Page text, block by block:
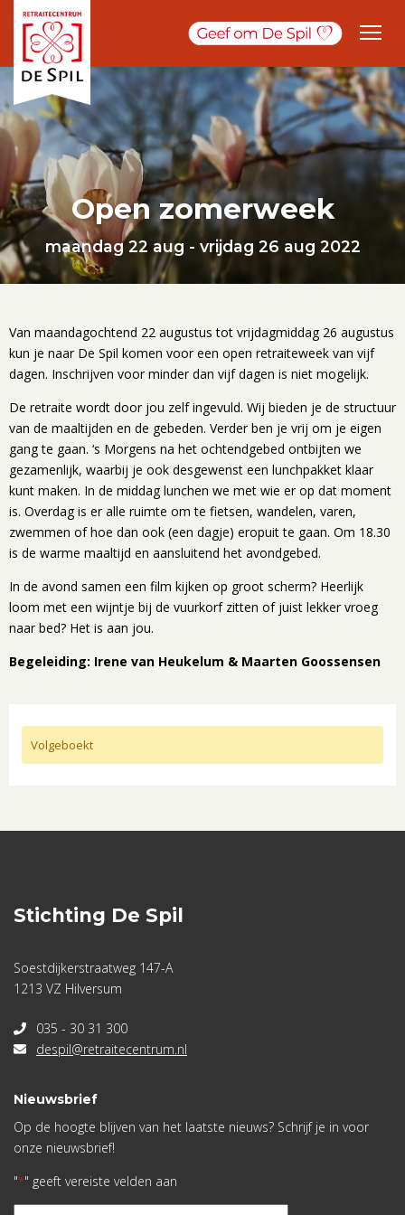
Open zomerweek
maandag 22 aug - vrijdag 26 aug 2022
Van maandagochtend 22 augustus tot vrijdagmiddag 26 augustus
kun je naar De Spil komen voor een open retraiteweek van vijf
dagen. Inschrijven voor minder dan vijf dagen is niet mogelijk.
De retraite wordt door jou zelf ingevuld. Wij bieden je de structuur
van de maaltijden en de gebeden. Verder ben je vrij om je eigen
gang te gaan. ‘s Morgens na het ochtendgebed ontbijten we
gezamenlijk, waarbij je ook desgewenst een lunchpakket klaar
kunt maken. In de middag lunchen we met wie er op dat moment
is. Overdag is er alle ruimte om te fietsen, wandelen, varen,
zwemmen of hoe dan ook (een dagje) eropuit te gaan. Om 18.30
is de warme maaltijd en aansluitend het avondgebed.
In de avond samen een film kijken op groot scherm? Heerlijk
loom met een wijntje bij de vuurkorf zitten of juist lekker vroeg
naar bed? Het is aan jou.
Begeleiding: Irene van Heukelum & Maarten Goossensen
Volgeboekt
Stichting De Spil
Soestdijkerstraatweg 147-A
1213 VZ Hilversum
035 - 30 31 300
despil@retraitecentrum.nl
Nieuwsbrief
Op de hoogte blijven van het laatste nieuws? Schrijf je in voor
onze nieuwsbrief!
"*" geeft vereiste velden aan